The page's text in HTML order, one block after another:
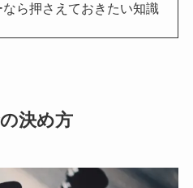
なら押さえておきたい知識
決め方